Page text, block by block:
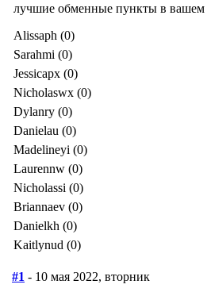
лучшие обменные пункты в вашем
Alissaph (0)
Sarahmi (0)
Jessicapx (0)
Nicholaswx (0)
Dylanry (0)
Danielau (0)
Madelineyi (0)
Laurennw (0)
Nicholassi (0)
Briannaev (0)
Danielkh (0)
Kaitlynud (0)
#1 - 10 мая 2022, вторник